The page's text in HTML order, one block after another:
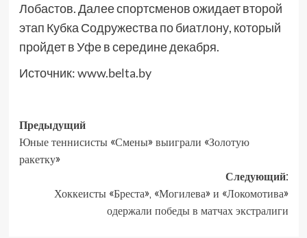
Лобастов. Далее спортсменов ожидает второй
этап Кубка Содружества по биатлону, который
пройдет в Уфе в середине декабря.
Источник:www.belta.by
Предыдущий
Юные теннисисты «Смены» выиграли «Золотую
ракетку»
Следующий:
Хоккеисты «Бреста», «Могилева» и «Локомотива»
одержали победы в матчах экстралиги